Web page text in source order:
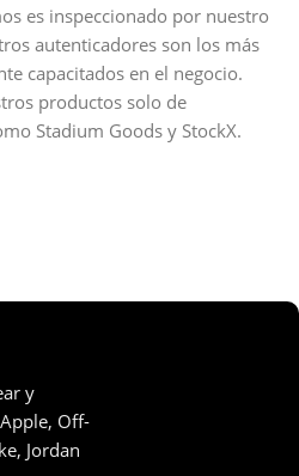
es inspeccionado por nuestro
autenticadores son los más
capacitados en el negocio.
productos solo de
Stadium Goods y StockX.
y
Off-
Jordan